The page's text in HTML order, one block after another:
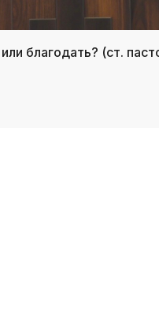
благодать? (ст.